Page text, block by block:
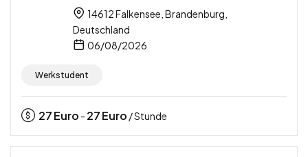
14612 Falkensee, Brandenburg,
Deutschland
06/08/2026
Werkstudent
27Euro - 27Euro / Stunde